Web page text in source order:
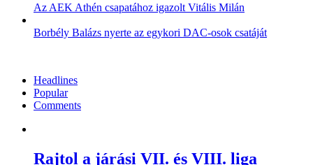
Az AEK Athén csapatához igazolt Vitális Milán
Borbély Balázs nyerte az egykori DAC-osok csatáját
Headlines
Popular
Comments
Rajtol a járási VII. és VIII. liga